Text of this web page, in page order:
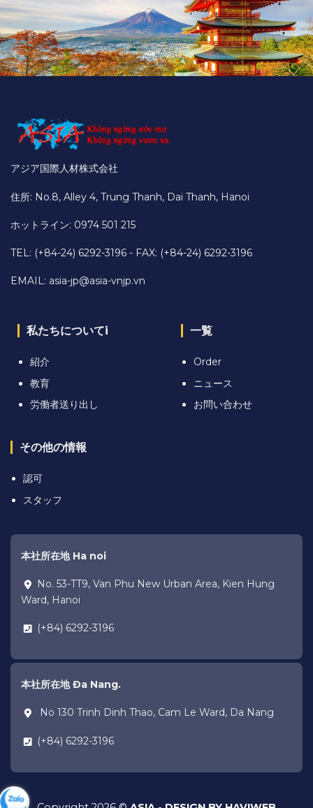
アジア国際人材株式会社
住所: No.8, Alley 4, Trung Thanh, Dai Thanh, Hanoi
ホットライン: 0974 501 215
TEL: (+84-24) 6292-3196 - FAX: (+84-24) 6292-3196
EMAIL: asia-jp@asia-vnjp.vn
私たちについてi
紹介
教育
労働者送り出し
一覧
Order
ニュース
お問い合わせ
その他の情報
認可
スタッフ
本社所在地 Ha noi
No. 53-TT9, Van Phu New Urban Area, Kien Hung
Ward, Hanoi
(+84) 6292-3196
本社所在地 Đa Nang.
No 130 Trinh Dinh Thao, Cam Le Ward, Da Nang
(+84) 6292-3196